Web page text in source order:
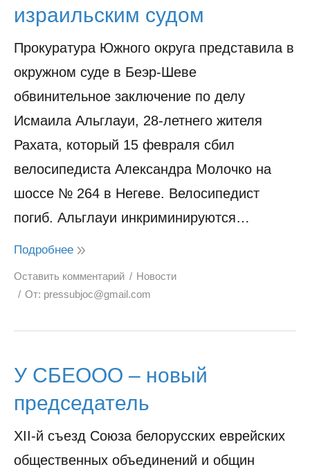
израильским судом
Прокуратура Южного округа представила в
окружном суде в Беэр-Шеве
обвинительное заключение по делу
Исмаила Альглауи, 28-летнего жителя
Рахата, который 15 февраля сбил
велосипедиста Александра Молочко на
шоссе № 264 в Негеве. Велосипедист
погиб. Альглауи инкриминируются…
Подробнее
Оставить комментарий
Новости
От: pressubjoc@gmail.com
У СБЕООО – новый
председатель
XII-й съезд Союза белорусских еврейских
общественных объединений и общин